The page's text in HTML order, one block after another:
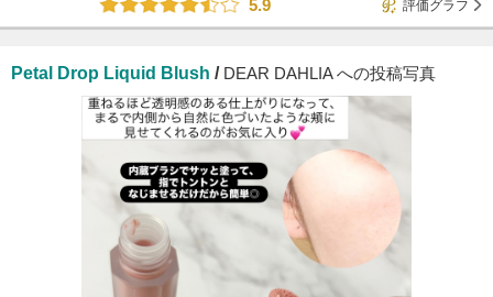
5.9
評価グラフ
Petal Drop Liquid Blush / DEAR DAHLIA への投稿写真